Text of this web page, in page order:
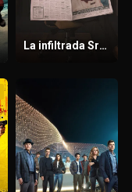
La infiltrada Srta. Hong